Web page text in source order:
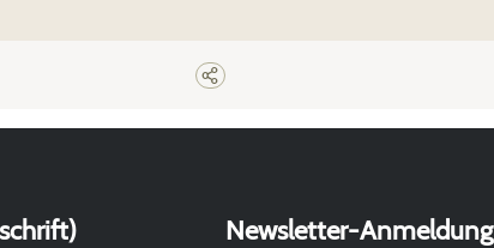
Newsletter-Anmeldung